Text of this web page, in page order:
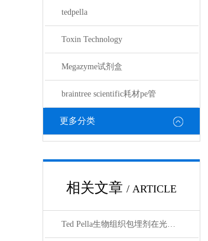
tedpella
Toxin Technology
Megazyme试剂盒
braintree scientific耗材pe管
更多分类
相关文章 / ARTICLE
Ted Pella生物组织包埋剂在光镜与电镜联用技术中的应用